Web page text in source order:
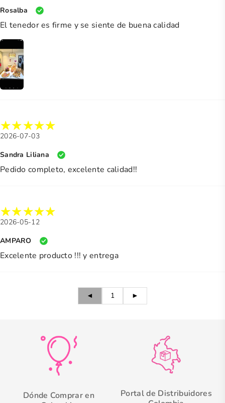
Rosalba
El tenedor es firme y se siente de buena calidad
2026-07-03
Sandra Liliana
Pedido completo, excelente calidad!!
2026-05-12
AMPARO
Excelente producto !!! y entrega
◄ 1 ►
Dónde Comprar en
Portal de Distribuidores